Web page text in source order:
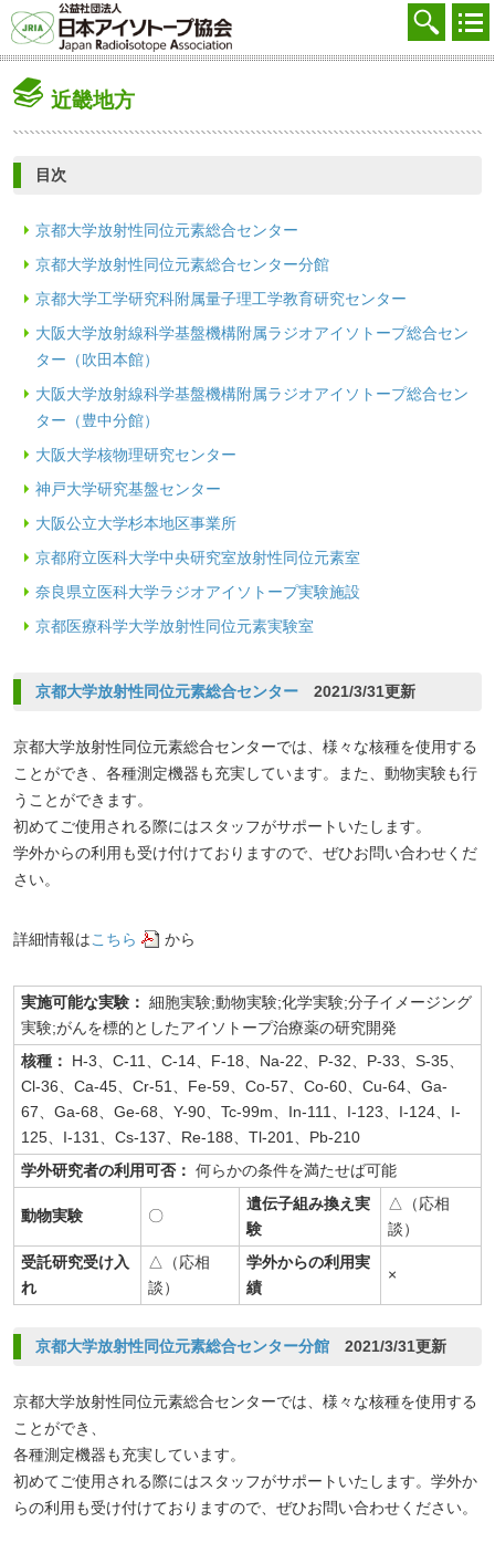
協会を知る
会員マイページ
FAQ
採用
English
近畿地方
目次
京都大学放射性同位元素総合センター
京都大学放射性同位元素総合センター分館
京都大学工学研究科附属量子理工学教育研究センター
大阪大学放射線科学基盤機構附属ラジオアイソトープ総合セン
ター（吹田本館）
大阪大学放射線科学基盤機構附属ラジオアイソトープ総合セン
ター（豊中分館）
大阪大学核物理研究センター
神戸大学研究基盤センター
大阪公立大学杉本地区事業所
京都府立医科大学中央研究室放射性同位元素室
奈良県立医科大学ラジオアイソトープ実験施設
京都医療科学大学放射性同位元素実験室
京都大学放射性同位元素総合センター 2021/3/31更新
京都大学放射性同位元素総合センターでは、様々な核種を使用する
ことができ、各種測定機器も充実しています。また、動物実験も行
うことができます。
初めてご使用される際にはスタッフがサポートいたします。
学外からの利用も受け付けておりますので、ぜひお問い合わせくだ
さい。
詳細情報はこちら から
実施可能な実験： 細胞実験;動物実験;化学実験;分子イメージング
実験;がんを標的としたアイソトープ治療薬の研究開発
核種：
H-3、C-11、C-14、F-18、Na-22、P-32、P-33、S-35、
Cl-36、Ca-45、Cr-51、Fe-59、Co-57、Co-60、Cu-64、Ga-
67、Ga-68、Ge-68、Y-90、Tc-99m、In-111、I-123、I-124、I-
125、I-131、Cs-137、Re-188、Tl-201、Pb-210
学外研究者の利用可否： 何らかの条件を満たせば可能
動物実験 〇
遺伝子組み換え実
験
△（応相
談）
受託研究受け入
れ
△（応相
談）
学外からの利用実
績
×
京都大学放射性同位元素総合センター分館 2021/3/31更新
京都大学放射性同位元素総合センターでは、様々な核種を使用する
ことができ、
各種測定機器も充実しています。
初めてご使用される際にはスタッフがサポートいたします。学外か
らの利用も受け付けておりますので、ぜひお問い合わせください。